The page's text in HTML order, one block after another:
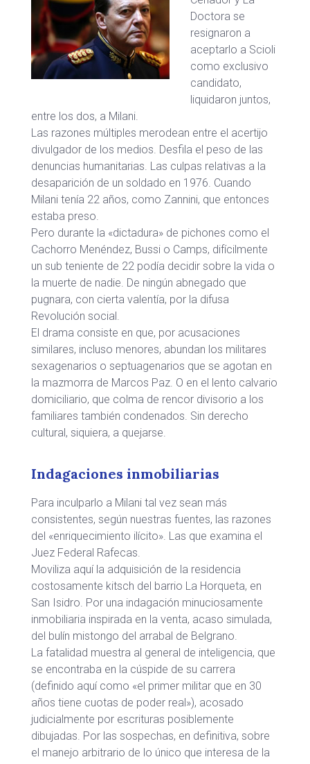
Doctora se
resignaron a
aceptarlo a Scioli
como exclusivo
candidato,
liquidaron juntos,
entre los dos, a Milani.
Las razones múltiples merodean entre el acertijo
divulgador de los medios. Desfila el peso de las
denuncias humanitarias. Las culpas relativas a la
desaparición de un soldado en 1976. Cuando
Milani tenía 22 años, como Zannini, que entonces
estaba preso.
Pero durante la «dictadura» de pichones como el
Cachorro Menéndez, Bussi o Camps, difícilmente
un sub teniente de 22 podía decidir sobre la vida o
la muerte de nadie. De ningún abnegado que
pugnara, con cierta valentía, por la difusa
Revolución social.
El drama consiste en que, por acusaciones
similares, incluso menores, abundan los militares
sexagenarios o septuagenarios que se agotan en
la mazmorra de Marcos Paz. O en el lento calvario
domiciliario, que colma de rencor divisorio a los
familiares también condenados. Sin derecho
cultural, siquiera, a quejarse.
Indagaciones inmobiliarias
Para inculparlo a Milani tal vez sean más
consistentes, según nuestras fuentes, las razones
del «enriquecimiento ilícito». Las que examina el
Juez Federal Rafecas.
Moviliza aquí la adquisición de la residencia
costosamente kitsch del barrio La Horqueta, en
San Isidro. Por una indagación minuciosamente
inmobiliaria inspirada en la venta, acaso simulada,
del bulín mistongo del arrabal de Belgrano.
La fatalidad muestra al general de inteligencia, que
se encontraba en la cúspide de su carrera
(definido aquí como «el primer militar que en 30
años tiene cuotas de poder real»), acosado
judicialmente por escrituras posiblemente
dibujadas. Por las sospechas, en definitiva, sobre
el manejo arbitrario de lo único que interesa de la